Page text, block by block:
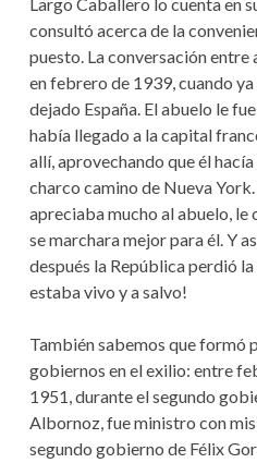
Largo Caballero lo cuenta en
consultó acerca de la
puesto. La conversación entre
en febrero de 1939, cuando
dejado España. El abuelo le
había llegado a la capital
allí, aprovechando que él
charco camino de Nueva
apreciaba mucho al abuelo, le
se marchara mejor para él. Y
después la República perdió
estaba vivo y a salvo!
También sabemos que formó
gobiernos en el exilio: entre
1951, durante el segundo
Albornoz, fue ministro con
segundo gobierno de Félix